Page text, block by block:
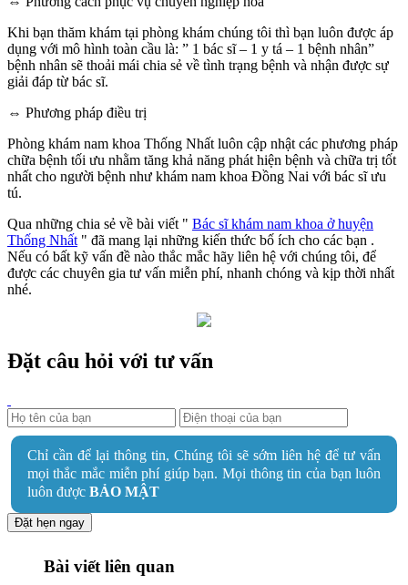
Khi bạn thăm khám tại phòng khám chúng tôi thì bạn luôn được áp
dụng với mô hình toàn cầu là: ” 1 bác sĩ – 1 y tá – 1 bệnh nhân”
bệnh nhân sẽ thoải mái chia sẻ về tình trạng bệnh và nhận được sự
giải đáp từ bác sĩ.
⇔ Phương pháp điều trị
Phòng khám nam khoa Thống Nhất luôn cập nhật các phương pháp
chữa bệnh tối ưu nhằm tăng khả năng phát hiện bệnh và chữa trị tốt
nhất cho người bệnh như khám nam khoa Đồng Nai với bác sĩ ưu
tú.
Qua những chia sẻ về bài viết " Bác sĩ khám nam khoa ở huyện
Thống Nhất " đã mang lại những kiến thức bố ích cho các bạn .
Nếu có bất kỹ vấn đề nào thắc mắc hãy liên hệ với chúng tôi, để
được các chuyên gia tư vấn miễn phí, nhanh chóng và kịp thời nhất
nhé.
Đặt câu hỏi với tư vấn
Chỉ cần để lại thông tin, Chúng tôi sẽ sớm liên hệ để tư vấn
mọi thắc mắc miễn phí giúp bạn. Mọi thông tin của bạn luôn
luôn được BẢO MẬT
Đặt hẹn ngay
Bài viết liên quan